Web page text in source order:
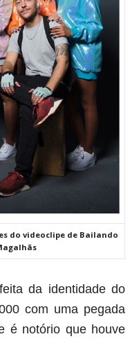
do videoclipe de Bailando
da identidade do
com uma pegada
é notório que houve